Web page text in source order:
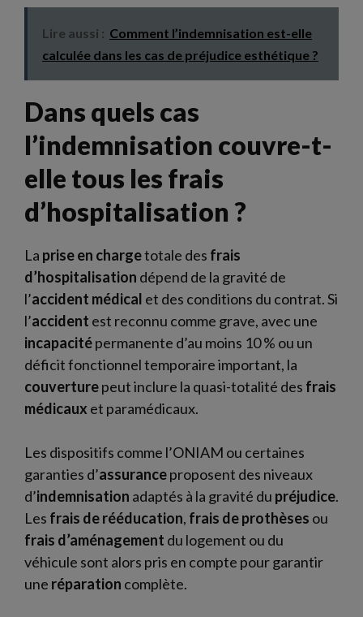
Lire aussi : Comment l’indemnisation est-elle
calculée dans les cas de préjudice esthétique ?
Dans quels cas
l’indemnisation couvre-t-
elle tous les frais
d’hospitalisation ?
La prise en chargetotale des frais
d’hospitalisation dépend de la gravité de
l’accident médical et des conditions du contrat. Si
l’accident est reconnu comme grave, avec une
incapacitépermanente d’au moins 10 % ou un
déficit fonctionnel temporaire important, la
couverturepeut inclure la quasi-totalité des frais
médicaux et paramédicaux.
Les dispositifs comme l’ONIAM ou certaines
garanties d’assuranceproposent des niveaux
d’indemnisation adaptés à la gravité du préjudice.
Les frais de rééducation, frais de prothèses ou
frais d’aménagement du logement ou du
véhicule sont alors pris en compte pour garantir
une réparation complète.